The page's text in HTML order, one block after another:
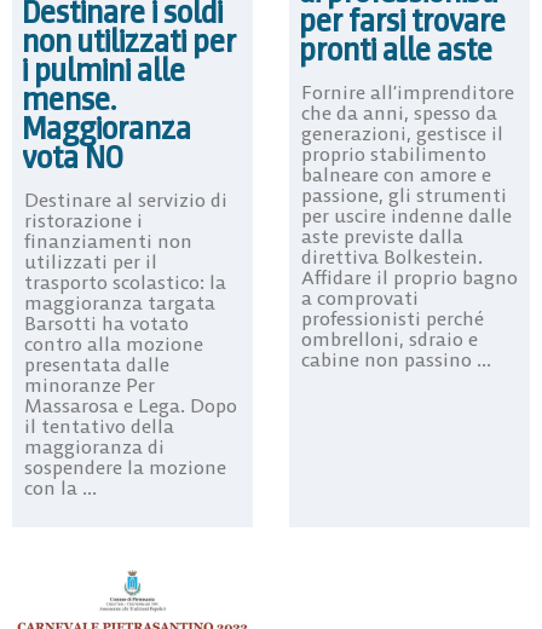
Destinare i soldi
non utilizzati per
i pulmini alle
mense.
Maggioranza
vota NO
Destinare al servizio di
ristorazione i
finanziamenti non
utilizzati per il
trasporto scolastico: la
maggioranza targata
Barsotti ha votato
contro alla mozione
presentata dalle
minoranze Per
Massarosa e Lega. Dopo
il tentativo della
maggioranza di
sospendere la mozione
con la ...
per farsi trovare
pronti alle aste
Fornire all’imprenditore
che da anni, spesso da
generazioni, gestisce il
proprio stabilimento
balneare con amore e
passione, gli strumenti
per uscire indenne dalle
aste previste dalla
direttiva Bolkestein.
Affidare il proprio bagno
a comprovati
professionisti perché
ombrelloni, sdraio e
cabine non passino ...